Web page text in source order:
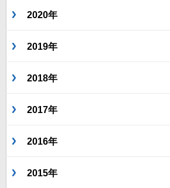
2020年
2019年
2018年
2017年
2016年
2015年